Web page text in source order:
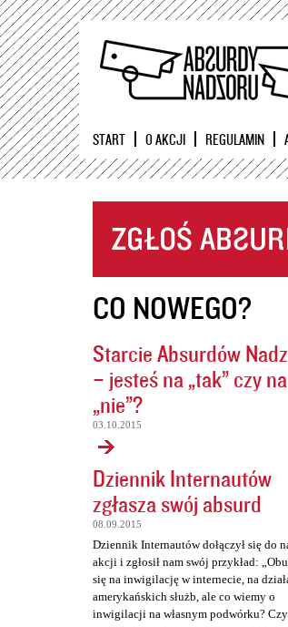
START O AKCJI REGULAMIN
CO NOWEGO?
Starcie Absurdów
– jesteś na „tak” czy na
„nie”?
03.10.2015
Dziennik Internautów
zgłasza swój absurd
08.09.2015
Dziennik Internautów dołączył się do
akcji i zgłosił nam swój przykład:
się na inwigilację w internecie, na
amerykańskich służb, ale co wiemy o
inwigilacji na własnym podwórku? Czy